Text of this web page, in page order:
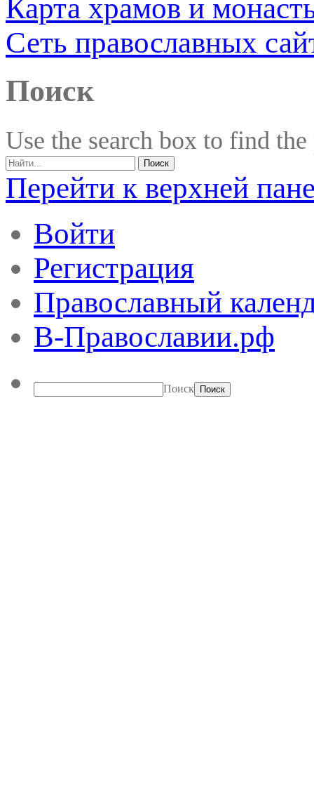
Карта храмов и
Сеть православных
Поиск
Use the search box to find
Перейти к верхней
Войти
Регистрация
Православный
В-Православии.рф
Поиск